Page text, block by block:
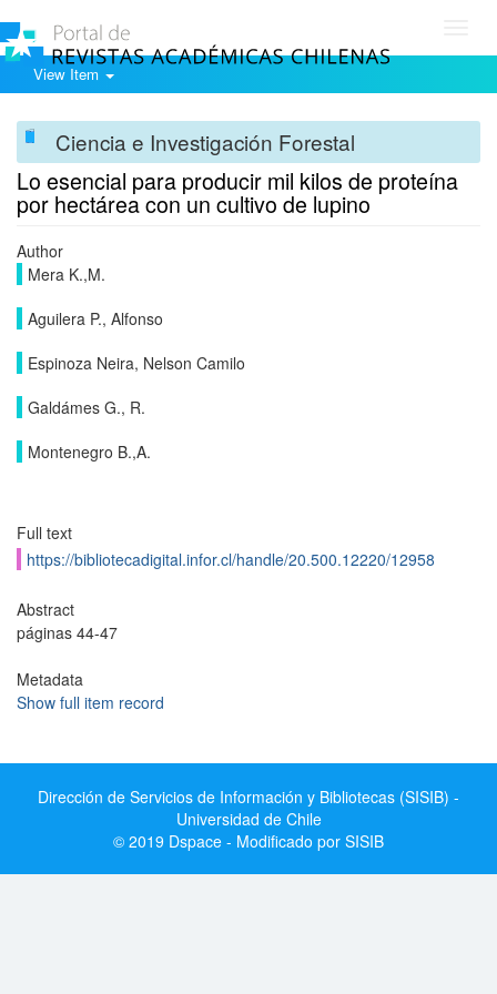
View Item
Ciencia e Investigación Forestal
Lo esencial para producir mil kilos de proteína
por hectárea con un cultivo de lupino
Author
Mera K.,M.
Aguilera P., Alfonso
Espinoza Neira, Nelson Camilo
Galdámes G., R.
Montenegro B.,A.
Full text
https://bibliotecadigital.infor.cl/handle/20.500.12220/12958
Abstract
páginas 44-47
Metadata
Show full item record
Dirección de Servicios de Información y Bibliotecas (SISIB) -
Universidad de Chile
© 2019 Dspace - Modificado por SISIB